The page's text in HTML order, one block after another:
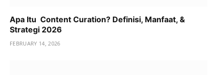
Apa Itu Content Curation? Definisi, Manfaat, &
Strategi 2026
FEBRUARY 14, 2026